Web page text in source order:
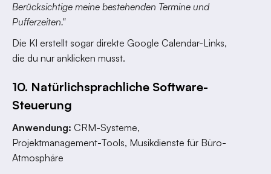
Berücksichtige meine bestehenden Termine und
Pufferzeiten."
Die KI erstellt sogar direkte Google Calendar-Links,
die du nur anklicken musst.
10. Natürlichsprachliche Software-
Steuerung
Anwendung: CRM-Systeme,
Projektmanagement-Tools, Musikdienste für Büro-
Atmosphäre